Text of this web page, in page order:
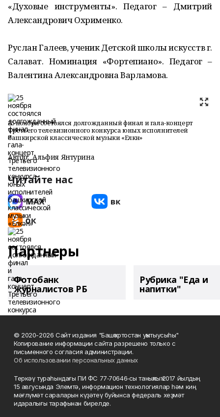
«Духовые инструменты». Педагог – Дмитрий
Александрович Охрименко.
Руслан Галеев, ученик Детской школы искусств г.
Салават. Номинация «Фортепиано». Педагог –
Валентина Александровна Варламова.
25 ноября состоялся долгожданный финал и гала-концерт
Третьего телевизионного конкурса юных исполнителей
башкирской классической музыки «Елкән»
Автор: Альфия Янтурина
Читайте нас
Партнеры
Фотобанк
журналистов РБ
Рубрика "Еда и
напитки"
© 2020-2026 Сайт издания "Башҡортостан уҡытыусыһы"
Копирование информации сайта разрешено только с
письменного согласия администрации.
Об использовании персональных данных
Теркәү тураһындағы ПИ ФС 77‑70646‑сы таныҡлыҡ 2017 йылдың
15 авгусында Элемтә, информацион технологиялар һәм киң
мәғлүмәт сараларын күҙәтеү буйынса федераль хеҙмәт
идаралығы тарафынан бирелде.